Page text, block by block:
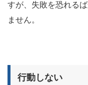
すが、失敗を恐れる
ません。
行動しない